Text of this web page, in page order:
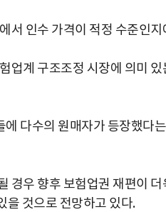
서 인수 가격이 적정 수준인
업계 구조조정 시장에 의미
다수의 원매자가 등장했다
경우 향후 보험업권 재편이
을 것으로 전망하고 있다.